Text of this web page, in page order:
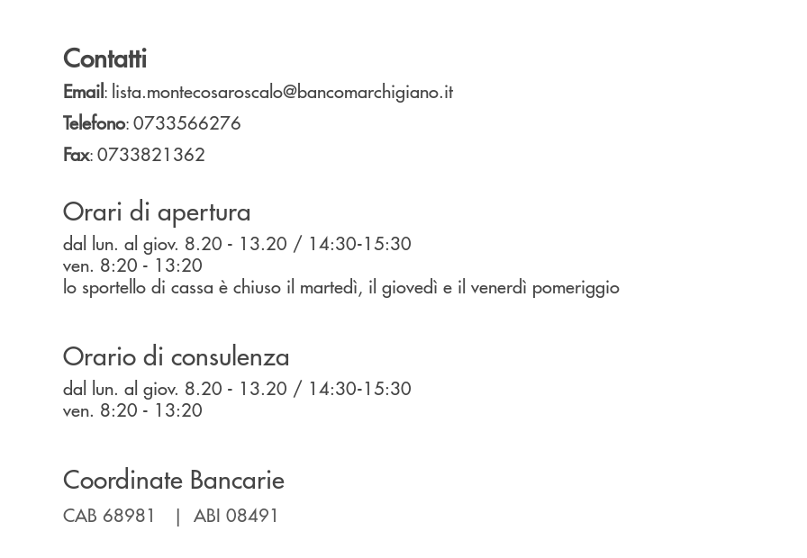
Contatti
Email: lista.montecosaroscalo@bancomarchigiano.it
Telefono: 0733566276
Fax: 0733821362
Orari di apertura
dal lun. al giov. 8.20 - 13.20 / 14:30-15:30
ven. 8:20 - 13:20
lo sportello di cassa è chiuso il martedì, il giovedì e il venerdì pomeriggio
Orario di consulenza
dal lun. al giov. 8.20 - 13.20 / 14:30-15:30
ven. 8:20 - 13:20
Coordinate Bancarie
CAB 68981 | ABI 08491